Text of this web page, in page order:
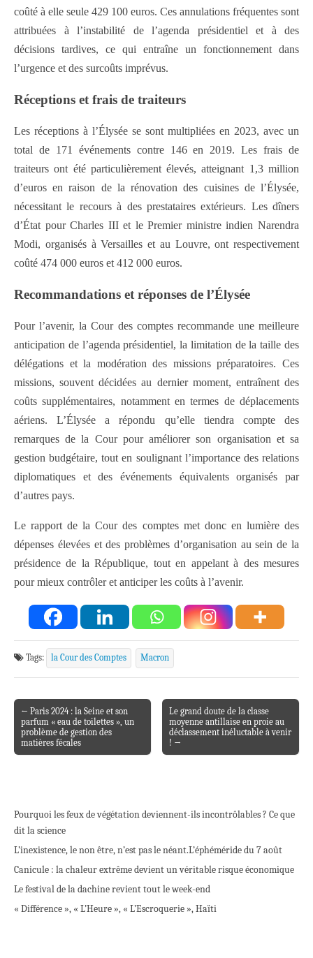
coûté à elle seule 429 100 euros. Ces annulations fréquentes sont
attribuées à l’instabilité de l’agenda présidentiel et à des
décisions tardives, ce qui entraîne un fonctionnement dans
l’urgence et des surcoûts imprévus.
Réceptions et frais de traiteurs
Les réceptions à l’Élysée se sont multipliées en 2023, avec un
total de 171 événements contre 146 en 2019. Les frais de
traiteurs ont été particulièrement élevés, atteignant 1,3 million
d’euros en raison de la rénovation des cuisines de l’Élysée,
nécessitant le recours à des prestataires extérieurs. Les dîners
d’État pour Charles III et le Premier ministre indien Narendra
Modi, organisés à Versailles et au Louvre, ont respectivement
coûté 474 000 euros et 412 000 euros.
Recommandations et réponses de l’Élysée
Pour l’avenir, la Cour des comptes recommande une meilleure
anticipation de l’agenda présidentiel, la limitation de la taille des
délégations et la modération des missions préparatoires. Ces
missions, souvent décidées au dernier moment, entraînent des
coûts supplémentaires, notamment en termes de déplacements
aériens. L’Élysée a répondu qu’elle tiendra compte des
remarques de la Cour pour améliorer son organisation et sa
gestion budgétaire, tout en soulignant l’importance des relations
diplomatiques et des événements équivalents organisés par
d’autres pays.
Le rapport de la Cour des comptes met donc en lumière des
dépenses élevées et des problèmes d’organisation au sein de la
présidence de la République, tout en appelant à des mesures
pour mieux contrôler et anticiper les coûts à l’avenir.
Tags: la Cour des Comptes Macron
Post navigation
← Paris 2024 : la Seine et son
parfum « eau de toilettes », un
problème de gestion des
matières fécales
Le grand doute de la classe
moyenne antillaise en proie au
déclassement inéluctable à venir
! →
Pourquoi les feux de végétation deviennent-ils incontrôlables ? Ce que
dit la science
L’inexistence, le non être, n’est pas le néant.L’éphéméride du 7 août
Canicule : la chaleur extrême devient un véritable risque économique
Le festival de la dachine revient tout le week-end
« Différence », « L’Heure », « L’Escroquerie », Haïti